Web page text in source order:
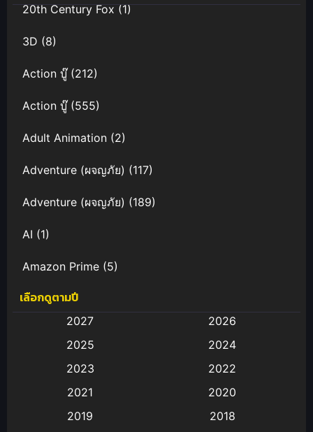
20th Century Fox(1)
3D (8)
Action บู๊(212)
Action บู๊(555)
Adult Animation (2)
Adventure (ผจญภัย) (117)
Adventure (ผจญภัย) (189)
AI (1)
Amazon Prime (5)
Anal (ประตูหลัง)
Animation การ์ตูน
Animation อนิเมะ
เลือกดูตามปี
2027
2026
2025
2024
2023
2022
2021
2020
2019
2018